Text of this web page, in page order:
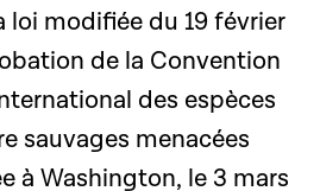
loi modifiée du 19 février
de la Convention
des espèces
sauvages menacées
à Washington, le 3 mars